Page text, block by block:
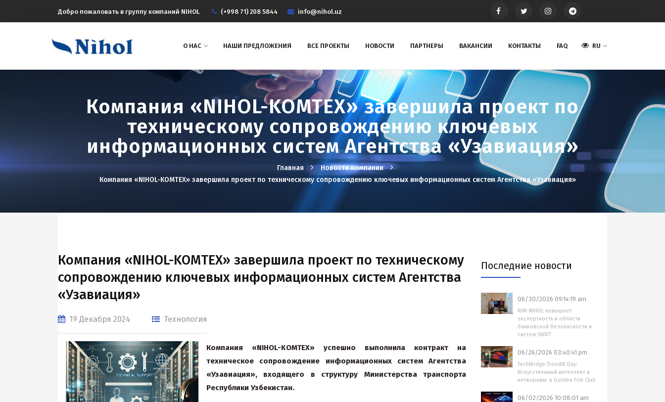
Добро пожаловать в группу компаний NIHOL (+998 71) 208 5844 info@nihol.uz
О НАС НАШИ ПРЕДЛОЖЕНИЯ ВСЕ ПРОЕКТЫ НОВОСТИ ПАРТНЕРЫ ВАКАНСИИ КОНТАКТЫ FAQ RU
Компания «NIHOL-KOMTEX» завершила проект по
техническому сопровождению ключевых
информационных систем Агентства «Узавиация»
Главная
Новости компании
Компания «NIHOL-KOMTEX» завершила проект по техническому сопровождению ключевых информационных систем Агентства «Узавиация»
Компания «NIHOL-KOMTEX» завершила проект по техническому
сопровождению ключевых информационных систем Агентства
«Узавиация»
19 Декабря 2024 Технология
Компания «NIHOL-KOMTEX» успешно выполнила контракт на
техническое сопровождение информационных систем Агентства
«Узавиация», входящего в структуру Министерства транспорта
Республики Узбекистан.
Последние новости
06/30/2026 09:14:19 am
RIM-NIHOL повышает
экспертность в области
банковской безопасности и
систем SWIFT
06/26/2026 03:40:41 pm
TechBridge TrendAI Day:
Искусственный интеллект и
нетворкинг в Golden Fish Club
06/02/2026 10:08:01 am